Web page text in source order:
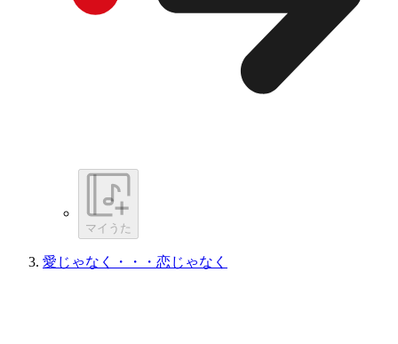
マイうた
愛じゃなく・・・恋じゃなく